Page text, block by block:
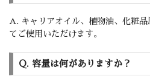
A. キャリアオイル、植物油、化粧
てご使用いただけます。
Q. 容量は何がありますか？